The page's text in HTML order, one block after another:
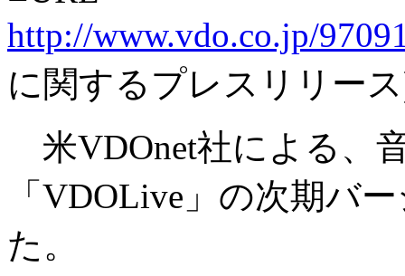
http://www.vdo.co.jp/
に関するプレスリリー
米VDOnet社による、
「VDOLive」の次期バ
た。